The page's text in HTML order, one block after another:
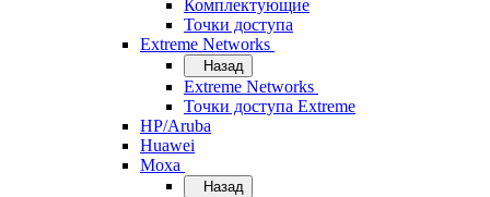
Комплектующие
Точки доступа
Extreme Networks
Назад
Extreme Networks
Точки доступа Extreme
HP/Aruba
Huawei
Moxa
Назад